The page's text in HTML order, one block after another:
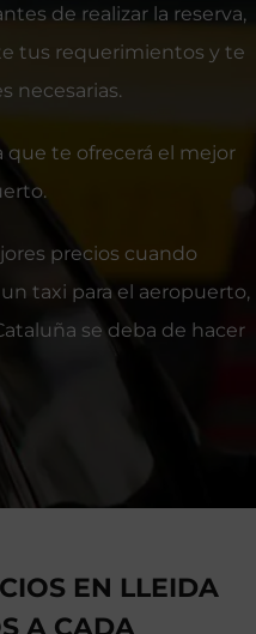
de realizar la reserva,
tus requerimientos y te
necesarias.
que te ofrecerá el mejor
precios cuando
taxi para el aeropuerto,
se deba de hacer
EN LLEIDA